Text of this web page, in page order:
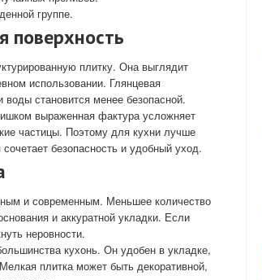
группе.
поверхность
плитку. Она выглядит
использовании. Глянцевая
становится менее безопасной.
выраженная фактура усложняет
частицы. Поэтому для кухни лучше
безопасность и удобный уход.
и современным. Меньшее количество
и аккуратной укладки. Если
неровности.
кухонь. Он удобен в укладке,
плитка может быть декоративной,